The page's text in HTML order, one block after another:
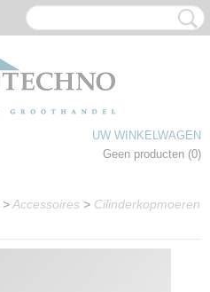
UW WINKELWAGEN
Geen producten (0)
>Accessoires > Cilinderkopmoeren